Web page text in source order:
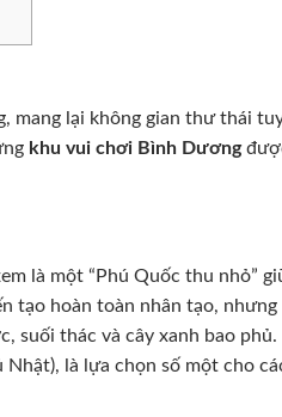
mang lại không gian thư thái
khu vui chơi Bình Dương
là một “Phú Quốc thu nhỏ”
tạo hoàn toàn nhân tạo, nhưng
suối thác và cây xanh bao
là lựa chọn số một cho